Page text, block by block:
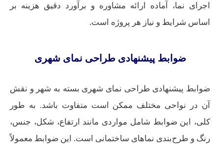
اجرای نما، آماده ارائه مشاوره و برآورد دقیق هزینه بر
اساس شرایط و نیاز هر پروژه است.
ضوابط پیشنهادی طراحی نمای شهری
ضوابط پیشنهادی طراحی نمای شهری بسته به شهر و نقش
آن در نواحی مختلف ممکن است متفاوت باشد. به طور
کلی، این ضوابط شامل مواردی مانند ارتفاع، شکل، جنس،
رنگ و طرح‌بندی نماهای ساختمانی است. این ضوابط معمولاً